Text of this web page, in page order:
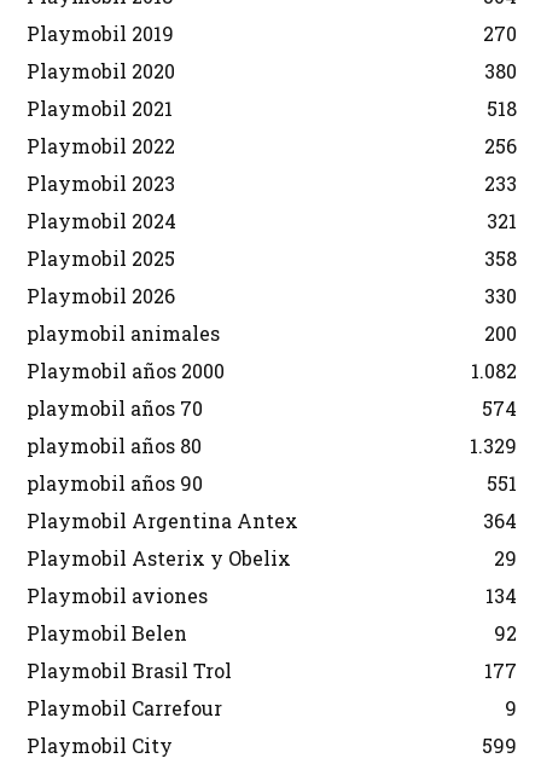
Playmobil 2019
270
Playmobil 2020
380
Playmobil 2021
518
Playmobil 2022
256
Playmobil 2023
233
Playmobil 2024
321
Playmobil 2025
358
Playmobil 2026
330
playmobil animales
200
Playmobil años 2000
1.082
playmobil años 70
574
playmobil años 80
1.329
playmobil años 90
551
Playmobil Argentina Antex
364
Playmobil Asterix y Obelix
29
Playmobil aviones
134
Playmobil Belen
92
Playmobil Brasil Trol
177
Playmobil Carrefour
9
Playmobil City
599